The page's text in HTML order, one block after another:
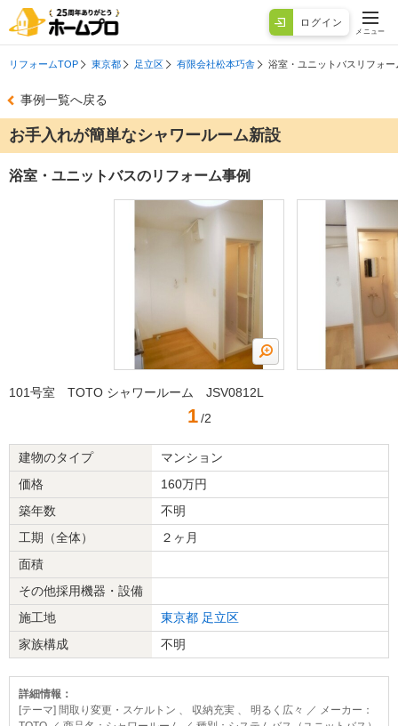
ログイン
メニュー
リフォームTOP 東京都 足立区 有限会社松本巧舎 浴室・ユニットバスリフォ
事例一覧へ戻る
お手入れが簡単なシャワールーム新設
浴室・ユニットバスのリフォーム事例
101号室 TOTO シャワールーム JSV0812L
1 /2
建物のタイプ
マンション
価格
160万円
築年数
不明
工期（全体）
２ヶ月
面積
その他採用機器・設備
施工地
東京都 足立区
家族構成
不明
詳細情報：
[テーマ] 間取り変更・スケルトン 、 収納充実 、 明るく広々 ／ メーカー：